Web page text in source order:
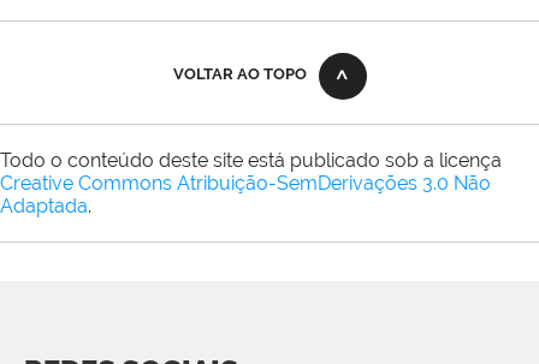
VOLTAR AO TOPO
Todo o conteúdo deste site está publicado sob a licença
Creative Commons Atribuição-SemDerivações 3.0 Não
Adaptada.